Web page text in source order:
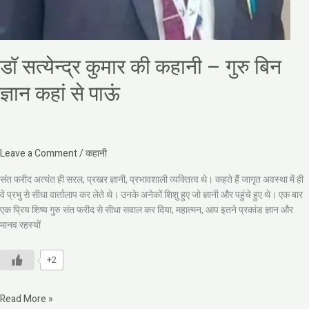
डॉ सत्येन्द्र कुमार की कहानी – गुरु बिन
ज्ञान कहां से पाऊं
Leave a Comment/कहानी
संत फरीद अत्यंत ही सरल, प्रखर ज्ञानी, प्रभावशाली व्यक्तित्व थे। कहते हैं जागृत अवस्था में ही
वे प्रभु से सीधा वार्तालाप कर लेते थे। उनके अनेकों शिशु हुए जो ज्ञानी और पहुंचे हुए थे। एक बार
एक प्रिय शिष्य गुरु संत फरीद से सीधा सवाल कर दिया, महात्मन, आप इतने प्रकांड ज्ञान और
मानव रहस्यों
+2
Read More »